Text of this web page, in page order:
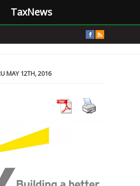
MAY 12TH, 2016
TaxNews